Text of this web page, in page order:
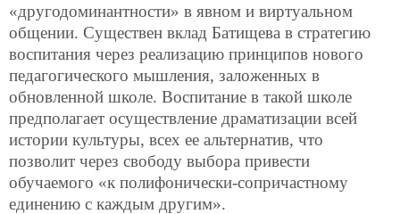
«другодоминантности» в явном и виртуальном
общении. Существен вклад Батищева в стратегию
воспитания через реализацию принципов нового
педагогического мышления, заложенных в
обновленной школе. Воспитание в такой школе
предполагает осуществление драматизации всей
истории культуры, всех ее альтернатив, что
позволит через свободу выбора привести
обучаемого «к полифонически-сопричастному
единению с каждым другим».